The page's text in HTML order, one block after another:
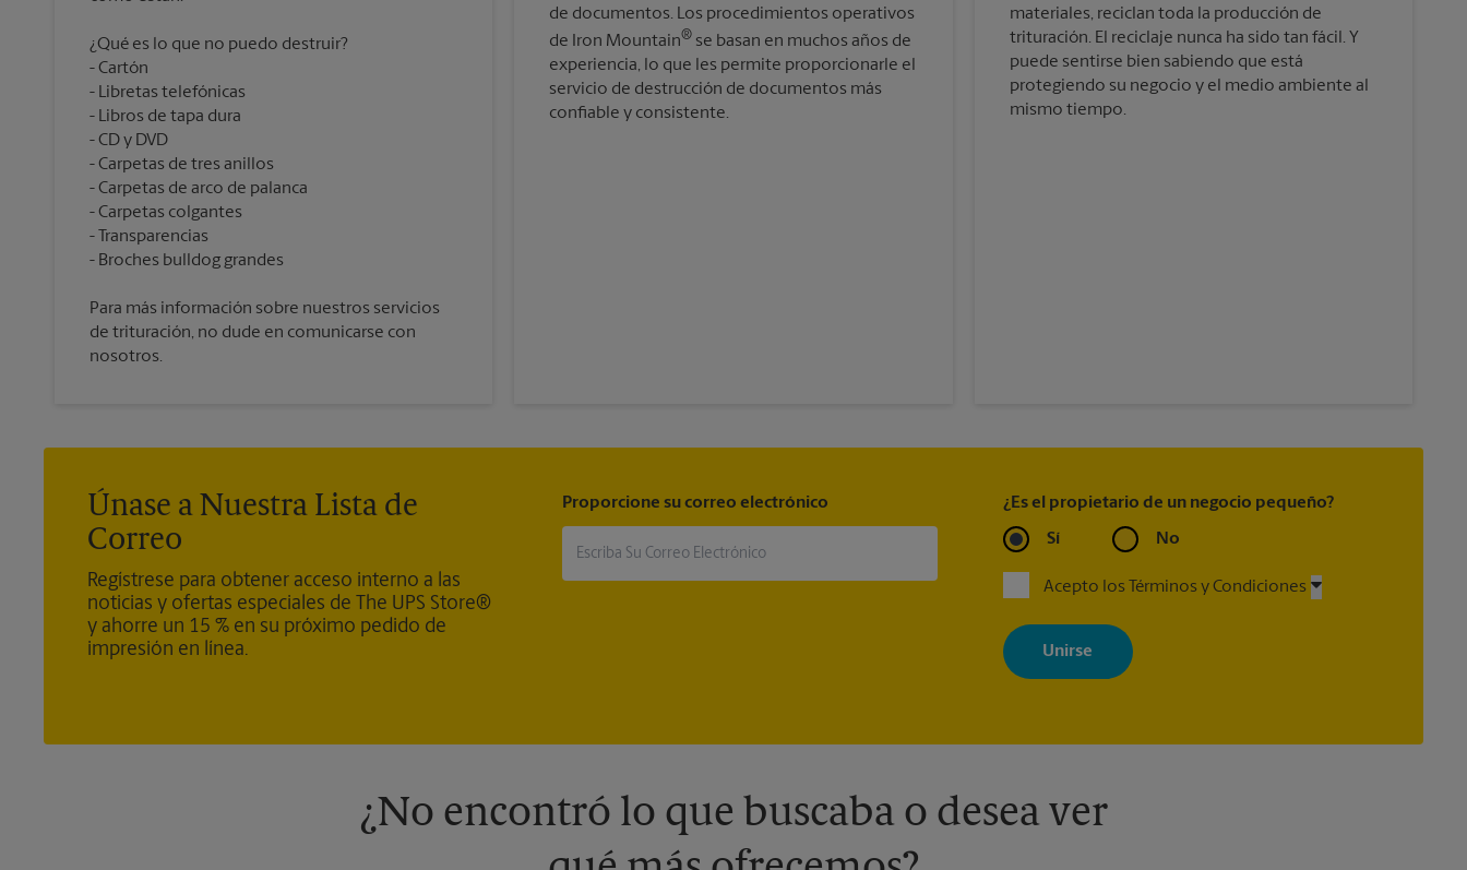
¿Qué es lo que no puedo destruir?
Cartón
Libretas telefónicas
Libros de tapa dura
CD y DVD
Carpetas de tres anillos
Carpetas de arco de palanca
Carpetas colgantes
Transparencias
Para más información sobre nuestros servicios
de trituración, no dude en comunicarse con
nosotros.
de documentos. Los procedimientos operativos
de Iron Mountain® se basan en muchos años de
experiencia, lo que les permite proporcionarle el
servicio de destrucción de documentos más
confiable y consistente.
materiales, reciclan toda la producción de
trituración. El reciclaje nunca ha sido tan fácil. Y
puede sentirse bien sabiendo que está
protegiendo su negocio y el medio ambiente al
mismo tiempo.
Únase a Nuestra Lista de
Correo
Regístrese para obtener acceso interno a las
noticias y ofertas especiales de The UPS Store®
y ahorre un 15 % en su próximo pedido de
impresión en línea.
Proporcione su correo electrónico ¿Es el propietario de un negocio pequeño?
Sí No
Acepto los Términos y Condiciones
Al registrarse, acepta recibir correos electrónicos de The UPS Store
con noticias, ofertas especiales, promociones y mensajes
adaptados a sus intereses. Puede darse de baja en cualquier
momento. Para más información, consulte nuestra política de
información, contacte al centro The UPS Store en su ciudad.
¿No encontró lo que buscaba o desea ver